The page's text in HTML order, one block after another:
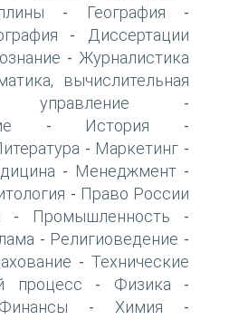
- География -
-
Диссертации
- Журналистика
вычислительная
-
- История -
- Маркетинг -
- Менеджмент -
- Право России
- Промышленность -
- Религиоведение -
- Технические
процесс - Физика -
Финансы - Химия -